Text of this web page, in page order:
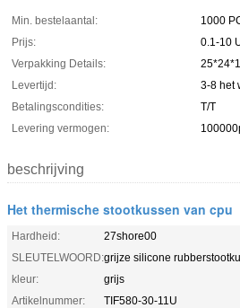
Min. bestelaantal:
1000
Prijs:
0.1-10
Verpakking Details:
Levertijd:
3-8 het
Betalingscondities:
T/T
Levering vermogen:
beschrijving
Het thermische stootkussen van cpu
Hardheid:
27shore00
SLEUTELWOORD:grijze silicone
kleur:
grijs
Artikelnummer:
TIF580-30-11U